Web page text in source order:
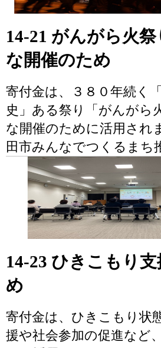
14-21 がんがら火
な開催のため
寄付金は、３８０年続く
史」ある祭り「がんがら
な開催のために活用され
田市みんなでつくるまち
14-23 ひきこもり
め
寄付金は、ひきこもり状
援や社会参加の促進など